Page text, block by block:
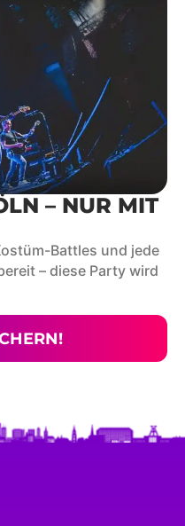
– NUR MIT
Battles und jede
– diese Party wird